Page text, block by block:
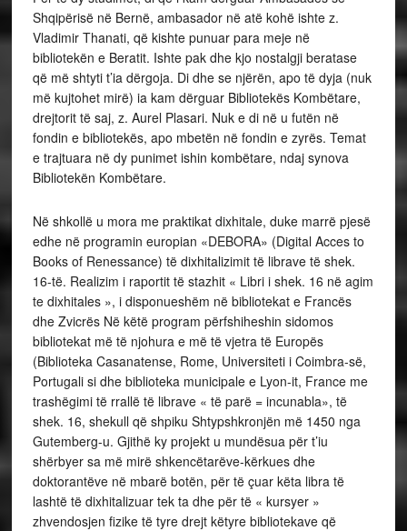
Shqipërisë në Bernë, ambasador në atë kohë ishte z.
Vladimir Thanati, që kishte punuar para meje në
bibliotekën e Beratit. Ishte pak dhe kjo nostalgji beratase
që më shtyti t’ia dërgoja. Di dhe se njërën, apo të dyja (nuk
më kujtohet mirë) ia kam dërguar Bibliotekës Kombëtare,
drejtorit të saj, z. Aurel Plasari. Nuk e di në u futën në
fondin e bibliotekës, apo mbetën në fondin e zyrës. Temat
e trajtuara në dy punimet ishin kombëtare, ndaj synova
Bibliotekën Kombëtare.
Në shkollë u mora me praktikat dixhitale, duke marrë pjesë
edhe në programin europian «DEBORA» (Digital Acces to
Books of Renessance) të dixhitalizimit të librave të shek.
16-të. Realizim i raportit të stazhit « Libri i shek. 16 në agim
te dixhitales », i disponueshëm në bibliotekat e Francës
dhe Zvicrës Në këtë program përfshiheshin sidomos
bibliotekat më të njohura e më të vjetra të Europës
(Biblioteka Casanatense, Rome, Universiteti i Coimbra-së,
Portugali si dhe biblioteka municipale e Lyon-it, France me
trashëgimi të rrallë të librave « të parë = incunabla», të
shek. 16, shekull që shpiku Shtypshkronjën më 1450 nga
Gutemberg-u. Gjithë ky projekt u mundësua për t’iu
shërbyer sa më mirë shkencëtarëve-kërkues dhe
doktorantëve në mbarë botën, për të çuar këta libra të
lashtë të dixhitalizuar tek ta dhe për të « kursyer »
zhvendosjen fizike të tyre drejt këtyre bibliotekave që